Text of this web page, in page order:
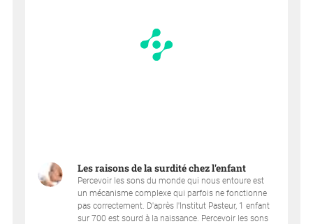
Les raisons de la surdité chez l'enfant
Percevoir les sons du monde qui nous entoure est
un mécanisme complexe qui parfois ne fonctionne
pas correctement. D'après l'Institut Pasteur, 1 enfant
sur 700 est sourd à la naissance. Percevoir les sons